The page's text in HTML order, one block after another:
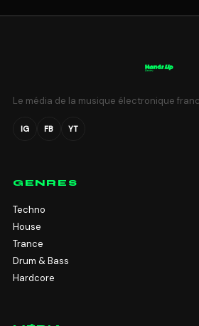
Le média de la musique électronique
IG FB YT
GENRES
Techno
House
Trance
Drum & Bass
Hardcore